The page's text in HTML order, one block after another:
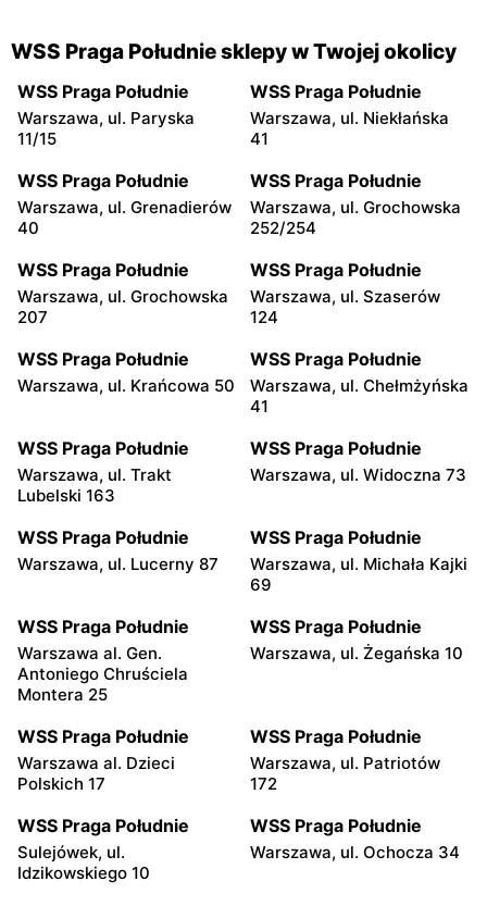
WSS Praga Południe sklepy w Twojej okolicy
WSS Praga Południe
Warszawa, ul. Paryska
11/15
WSS Praga Południe
Warszawa, ul. Niekłańska
41
WSS Praga Południe
Warszawa, ul. Grenadierów
40
WSS Praga Południe
Warszawa, ul. Grochowska
252/254
WSS Praga Południe
Warszawa, ul. Grochowska
207
WSS Praga Południe
Warszawa, ul. Szaserów
124
WSS Praga Południe
Warszawa, ul. Krańcowa 50
WSS Praga Południe
Warszawa, ul. Chełmżyńska
41
WSS Praga Południe
Warszawa, ul. Trakt
Lubelski 163
WSS Praga Południe
Warszawa, ul. Widoczna 73
WSS Praga Południe
Warszawa, ul. Lucerny 87
WSS Praga Południe
Warszawa, ul. Michała Kajki
69
WSS Praga Południe
Warszawa al. Gen.
Antoniego Chruściela
Montera 25
WSS Praga Południe
Warszawa, ul. Żegańska 10
WSS Praga Południe
Warszawa al. Dzieci
Polskich 17
WSS Praga Południe
Warszawa, ul. Patriotów
172
WSS Praga Południe
Sulejówek, ul.
Idzikowskiego 10
WSS Praga Południe
Warszawa, ul. Ochocza 34